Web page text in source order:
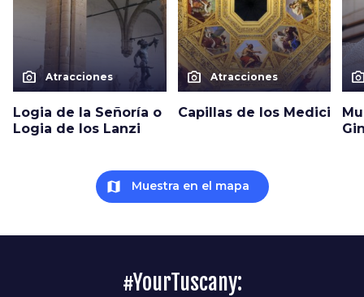
photo_camera Atracciones
Logia de la Señoría o
Logia de los Lanzi
photo_camera Atracciones
Capillas de los Medici
map Muestra en el mapa
#YourTuscany: